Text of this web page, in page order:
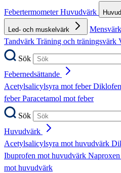
FebertermometerHuvudvärk
Led- och muskelvärk Mensvärk
Tandvärk Träning och träningsvärk
Sök
Febernedsättande
Acetylsalicylsyra mot feber
feberParacetamol mot feber
Sök
Huvudvärk
Acetylsalicylsyra mot huvudvärk
Ibuprofen mot huvudvärk
mot huvudvärk